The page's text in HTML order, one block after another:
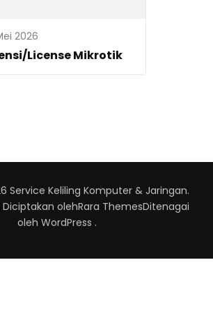
2026
License Mikrotik
Service Keliling Komputer & Jaringan.
olehRara ThemesDitenagai
oleh WordPress .